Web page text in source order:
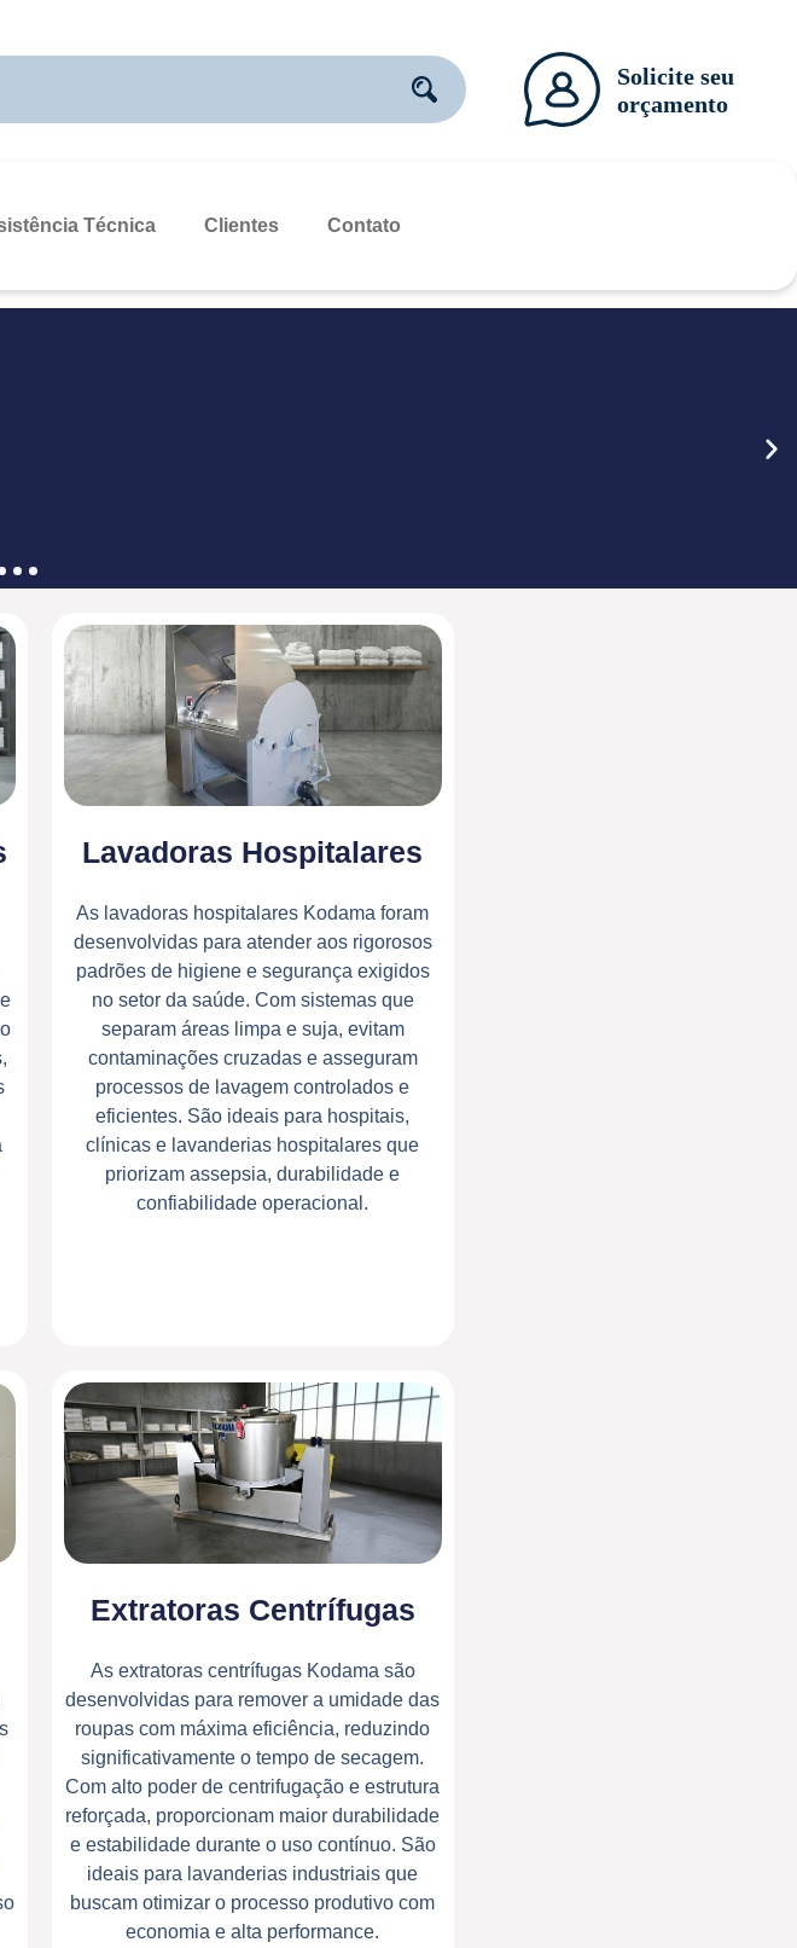
Técnica Clientes Contato
Lavadoras Hospitalares
As lavadoras hospitalares Kodama foram
desenvolvidas para atender aos rigorosos
padrões de higiene e segurança exigidos
no setor da saúde. Com sistemas que
separam áreas limpa e suja, evitam
contaminações cruzadas e asseguram
processos de lavagem controlados e
eficientes. São ideais para hospitais,
clínicas e lavanderias hospitalares que
priorizam assepsia, durabilidade e
confiabilidade operacional.
Extratoras Centrífugas
As extratoras centrífugas Kodama são
desenvolvidas para remover a umidade das
roupas com máxima eficiência, reduzindo
significativamente o tempo de secagem.
Com alto poder de centrifugação e estrutura
reforçada, proporcionam maior durabilidade
e estabilidade durante o uso contínuo. São
ideais para lavanderias industriais que
buscam otimizar o processo produtivo com
economia e alta performance.